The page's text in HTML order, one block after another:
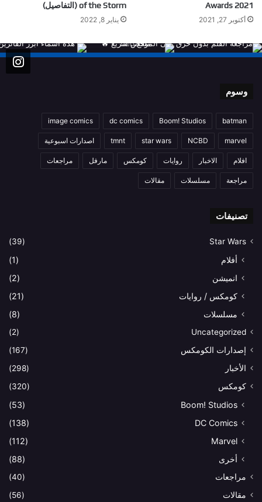
Awards 2021
أكتوبر 27, 2021
of the Storm (التفاصيل)
يناير 8, 2022
وسوم
batman
Boom! Studios
dc comics
image comics
marvel
NCBD
star wars
tmnt اصدارات اسبوعية
افلام الاخبار روايات كومكس مارفل مراجعات
مراجعة مسلسلات مقالات
تصنيفات
Star Wars
(39)
أفلام
(1)
انميشن
(2)
كومكس / روايات
(21)
مسلسلات
(8)
Uncategorized
(2)
إصدارات الكومكس
(167)
الأخبار
(298)
كومكس
(320)
Boom! Studios
(53)
DC Comics
(138)
Marvel
(112)
أخرى
(88)
مراجعات
(40)
مقالات
(56)